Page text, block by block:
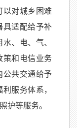
以对城乡困难
具适配给予补
、电、气、
策和电信业务
公共交通给予
服务体系，
护等服务。